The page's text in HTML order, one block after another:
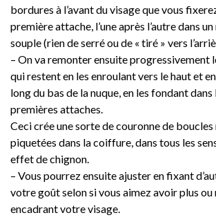
bordures à l’avant du visage que vous
première attache, l’une après l’autre dans
souple (rien de serré ou de « tiré » vers
– On va remonter ensuite progressivement
qui restent en les enroulant vers le haut et
long du bas de la nuque, en les fondant dans
premières attaches.
Ceci crée une sorte de couronne de
piquetées dans la coiffure, dans tous les
effet de chignon.
– Vous pourrez ensuite ajuster en fixant
votre goût selon si vous aimez avoir plus ou
encadrant votre visage.